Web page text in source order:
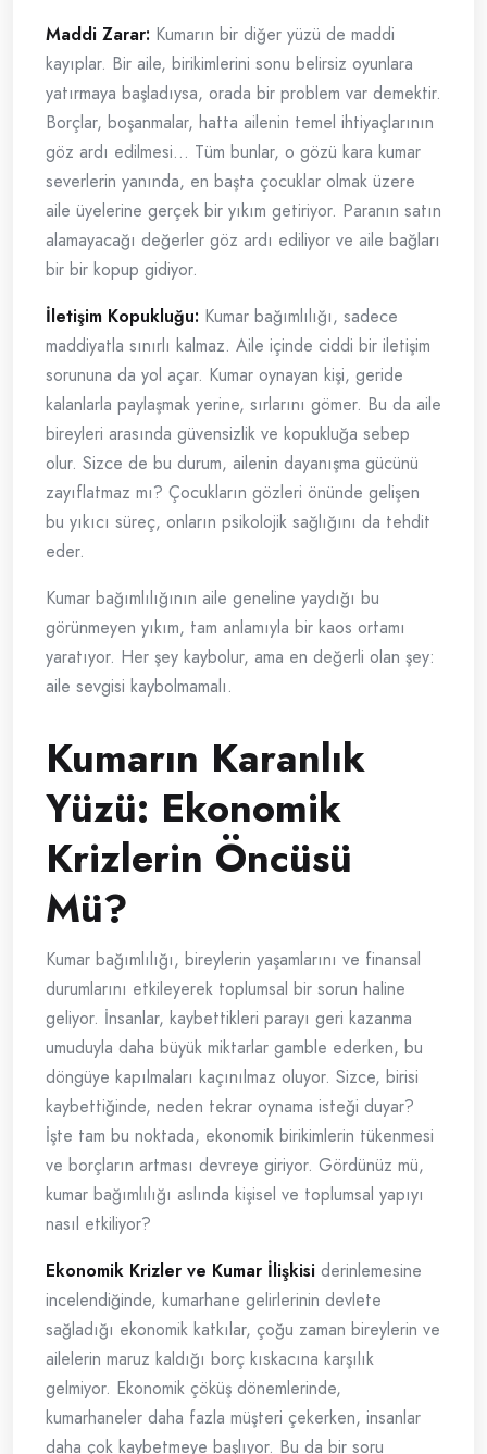
Maddi Zarar: Kumarın bir diğer yüzü de maddi
kayıplar. Bir aile, birikimlerini sonu belirsiz oyunlara
yatırmaya başladıysa, orada bir problem var demektir.
Borçlar, boşanmalar, hatta ailenin temel ihtiyaçlarının
göz ardı edilmesi… Tüm bunlar, o gözü kara kumar
severlerin yanında, en başta çocuklar olmak üzere
aile üyelerine gerçek bir yıkım getiriyor. Paranın satın
alamayacağı değerler göz ardı ediliyor ve aile bağları
bir bir kopup gidiyor.
İletişim Kopukluğu: Kumar bağımlılığı, sadece
maddiyatla sınırlı kalmaz. Aile içinde ciddi bir iletişim
sorununa da yol açar. Kumar oynayan kişi, geride
kalanlarla paylaşmak yerine, sırlarını gömer. Bu da aile
bireyleri arasında güvensizlik ve kopukluğa sebep
olur. Sizce de bu durum, ailenin dayanışma gücünü
zayıflatmaz mı? Çocukların gözleri önünde gelişen
bu yıkıcı süreç, onların psikolojik sağlığını da tehdit
eder.
Kumar bağımlılığının aile geneline yaydığı bu
görünmeyen yıkım, tam anlamıyla bir kaos ortamı
yaratıyor. Her şey kaybolur, ama en değerli olan şey:
aile sevgisi kaybolmamalı.
Kumarın Karanlık
Yüzü: Ekonomik
Krizlerin Öncüsü
Mü?
Kumar bağımlılığı, bireylerin yaşamlarını ve finansal
durumlarını etkileyerek toplumsal bir sorun haline
geliyor. İnsanlar, kaybettikleri parayı geri kazanma
umuduyla daha büyük miktarlar gamble ederken, bu
döngüye kapılmaları kaçınılmaz oluyor. Sizce, birisi
kaybettiğinde, neden tekrar oynama isteği duyar?
İşte tam bu noktada, ekonomik birikimlerin tükenmesi
ve borçların artması devreye giriyor. Gördünüz mü,
kumar bağımlılığı aslında kişisel ve toplumsal yapıyı
nasıl etkiliyor?
Ekonomik Krizler ve Kumar İlişkisi derinlemesine
incelendiğinde, kumarhane gelirlerinin devlete
sağladığı ekonomik katkılar, çoğu zaman bireylerin ve
ailelerin maruz kaldığı borç kıskacına karşılık
gelmiyor. Ekonomik çöküş dönemlerinde,
kumarhaneler daha fazla müşteri çekerken, insanlar
daha çok kaybetmeye başlıyor. Bu da bir soru